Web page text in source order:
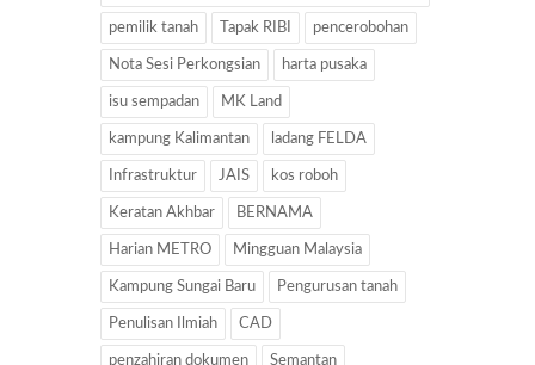
pemilik tanah Tapak RIBI pencerobohan
Nota Sesi Perkongsian harta pusaka
isu sempadan MK Land
kampung Kalimantan ladang FELDA
Infrastruktur JAIS kos roboh
Keratan Akhbar BERNAMA
Harian METRO Mingguan Malaysia
Kampung Sungai Baru Pengurusan tanah
Penulisan Ilmiah CAD
penzahiran dokumen Semantan